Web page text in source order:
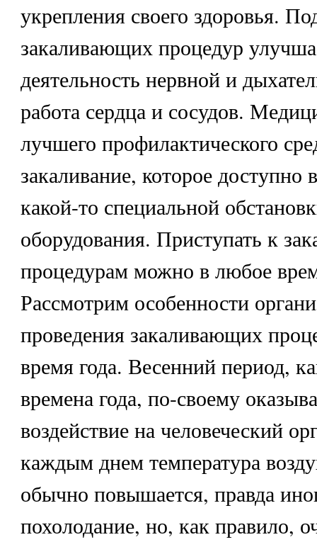
укрепления своего здоровья.
закаливающих процедур
деятельность нервной и
работа сердца и сосудов.
лучшего профилактического
закаливание, которое доступно
какой-то специальной
оборудования. Приступать к
процедурам можно в любое
Рассмотрим особенности
проведения закаливающих
время года. Весенний период,
времена года, по-своему
воздействие на человеческий
каждым днем температура
обычно повышается, правда
похолодание, но, как правило,